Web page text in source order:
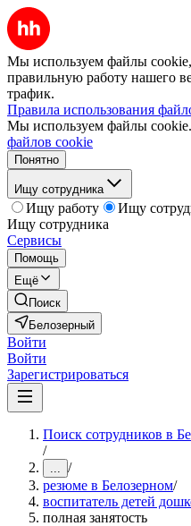
Мы используем файлы
правильную работу нашего
трафик.
Правила использования
Мы используем файлы cookie.
файлов cookie
Понятно
Ищу сотрудника
Ищу работу
Ищу
Ищу сотрудника
Сервисы
Помощь
Ещё
Поиск
Белозерный
Войти
Войти
Зарегистрироваться
Поиск сотрудников в
/
... /
резюме в Белозерном/
воспитатель детей
полная занятость